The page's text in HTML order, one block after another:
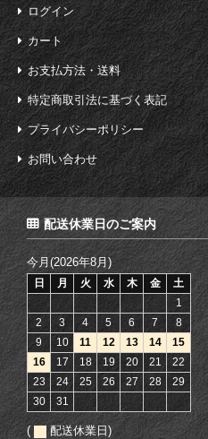
ログイン
カート
お支払方法・送料
特定商取引法に基づく表記
プライバシーポリシー
お問い合わせ
配送休業日のご案内
今月(2026年8月)
日 月 火 水 木 金
土
1
2
3 4 5 6 7
8
9
10 11 12 13 14
15
16
17 18 19 20 21
22
23
24 25 26 27 28
29
30
31
( 配送休業日)